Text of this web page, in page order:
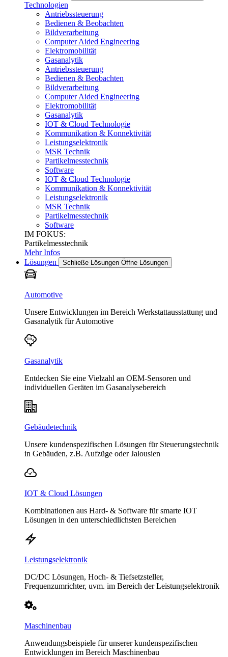
Technologien
Antriebssteuerung
Bedienen & Beobachten
Bildverarbeitung
Computer Aided Engineering
Elektromobilität
Gasanalytik
Antriebssteuerung
Bedienen & Beobachten
Bildverarbeitung
Computer Aided Engineering
Elektromobilität
Gasanalytik
IOT & Cloud Technologie
Kommunikation & Konnektivität
Leistungselektronik
MSR Technik
Partikelmesstechnik
Software
IOT & Cloud Technologie
Kommunikation & Konnektivität
Leistungselektronik
MSR Technik
Partikelmesstechnik
Software
IM FOKUS:
Partikelmesstechnik
Mehr Infos
Lösungen
Schließe Lösungen Öffne Lösungen
Automotive
Unsere Entwicklungen im Bereich Werkstattausstattung und
Gasanalytik für Automotive
Gasanalytik
Entdecken Sie eine Vielzahl an OEM-Sensoren und
individuellen Geräten im Gasanalysebereich
Gebäudetechnik
Unsere kundenspezifischen Lösungen für Steuerungstechnik
in Gebäuden, z.B. Aufzüge oder Jalousien
IOT & Cloud Lösungen
Kombinationen aus Hard- & Software für smarte IOT
Lösungen in den unterschiedlichsten Bereichen
Leistungselektronik
DC/DC Lösungen, Hoch- & Tiefsetzsteller,
Frequenzumrichter, uvm. im Bereich der Leistungselektronik
Maschinenbau
Anwendungsbeispiele für unserer kundenspezifischen
Entwicklungen im Bereich Maschinenbau